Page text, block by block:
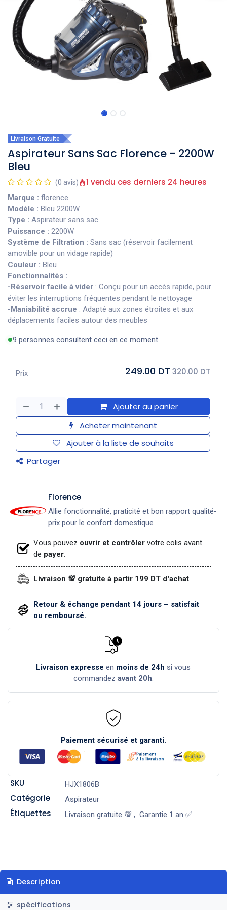
Livraison Gratuite
Aspirateur Sans Sac Florence - 2200W
Bleu
(0 avis) 1 vendu ces derniers 24 heures
Marque : florence
Modèle : Bleu 2200W
Type : Aspirateur sans sac
Puissance : 2200W
Système de Filtration : Sans sac (réservoir facilement
amovible pour un vidage rapide)
Couleur : Bleu
Fonctionnalités :
-Réservoir facile à vider : Conçu pour un accès rapide, pour
éviter les interruptions fréquentes pendant le nettoyage
-Maniabilité accrue : Adapté aux zones étroites et aux
déplacements faciles autour des meubles
9 personnes consultent ceci en ce moment
Ajouter au panier
Acheter maintenant
Ajouter à la liste de souhaits
Partager
Prix 249.00 DT 320.00 DT
​Florence
Allie fonctionnalité, praticité et bon rapport qualité-
prix pour le confort domestique
Vous pouvez ouvrir et contrôler votre colis avant
de payer.
Livraison 💯 gratuite à partir 199 DT d'achat
Retour & échange pendant 14 jours – satisfait
ou remboursé.
Livraison expresse en moins de 24h si vous
commandez avant 20h.
Paiement sécurisé et garanti.
SKU HJX1806B
Catégorie Aspirateur
Étiquettes Livraison gratuite 💯 , Garantie 1 an ✅
Description
spécifications